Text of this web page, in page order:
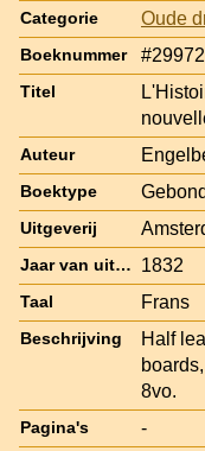
Categorie Oude
Boeknummer
Titel
Auteur
Boektype
Uitgeverij
Jaar van uitgave 1832
Taal Frans
Beschrijving
Half
8vo.
Pagina's -